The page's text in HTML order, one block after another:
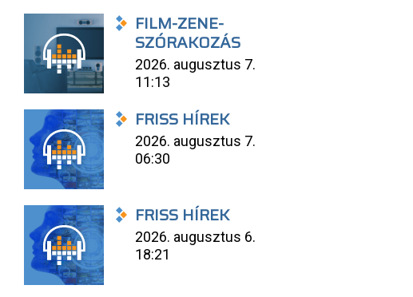
FILM-ZENE-
SZÓRAKOZÁS
2026. augusztus 7.
11:13
FRISS HÍREK
2026. augusztus 7.
06:30
FRISS HÍREK
2026. augusztus 6.
18:21